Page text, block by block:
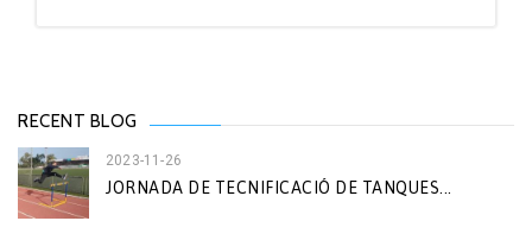
RECENT BLOG
2023-11-26
JORNADA DE TECNIFICACIÓ DE TANQUES...